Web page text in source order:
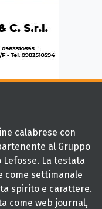
calabrese con
al Gruppo
La testata
come settimanale
spirito e carattere.
come web journal,